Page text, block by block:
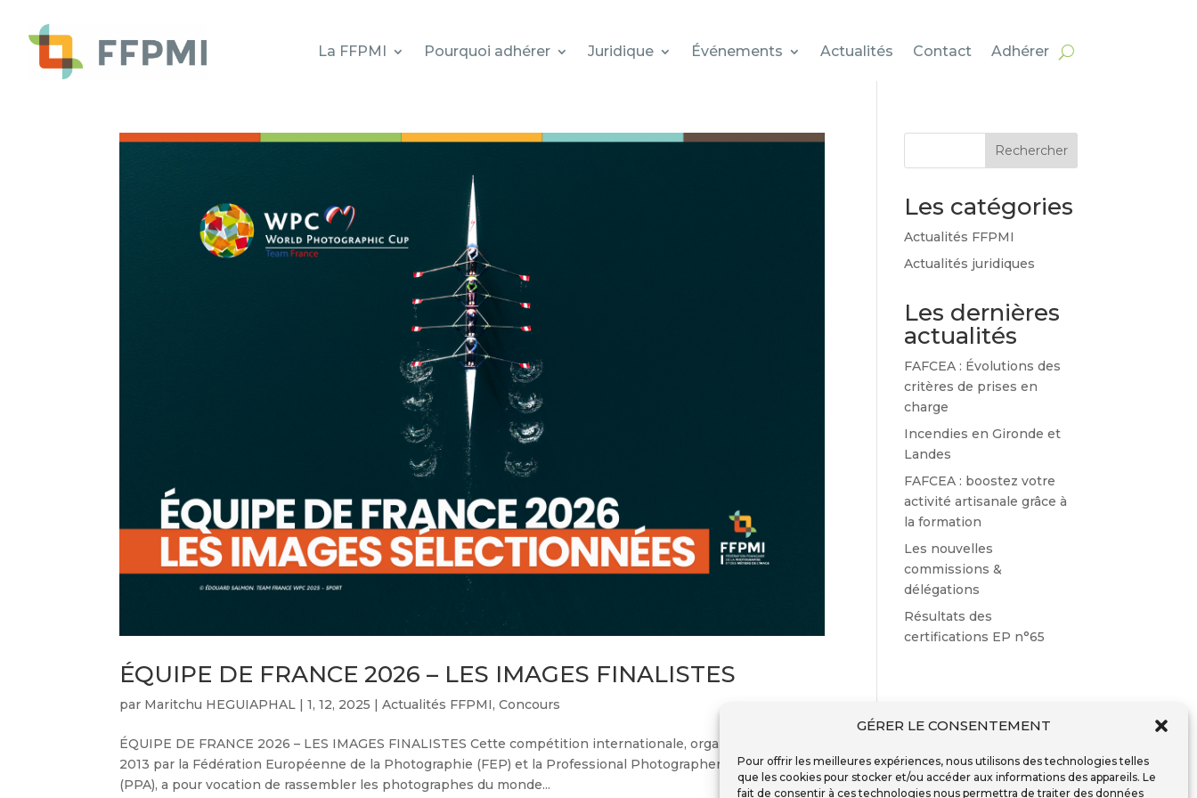
GÉRER LE CONSENTEMENT
Pour offrir les meilleures expériences, nous utilisons des technologies telles
que les cookies pour stocker et/ou accéder aux informations des appareils. Le
fait de consentir à ces technologies nous permettra de traiter des données
La FFPMI Pourquoi adhérer Juridique Événements Actualités Contact Adhérer
ÉQUIPE DE FRANCE 2026 – LES IMAGES FINALISTES
par Maritchu HEGUIAPHAL |1, 12, 2025 |Actualités FFPMI,Concours
ÉQUIPE DE FRANCE 2026 – LES IMAGES FINALISTES Cette compétition internationale, organisée depuis
2013 par la Fédération Européenne de la Photographie (FEP) et la Professional Photographers of America
(PPA), a pour vocation de rassembler les photographes du monde...
Rechercher
Les catégories
Actualités FFPMI
Actualités juridiques
Les dernières
actualités
FAFCEA : Évolutions des
critères de prises en
charge
Incendies en Gironde et
Landes
FAFCEA : boostez votre
activité artisanale grâce à
la formation
Les nouvelles
commissions &
délégations
Résultats des
certifications EP n°65